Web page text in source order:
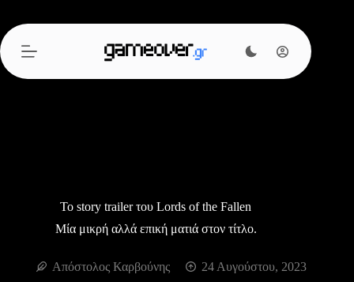
περιεχόμενο
Το story trailer του Lords of the Fallen
Μία μικρή αλλά επική ματιά στον τίτλο.
Απόστολος Καρβούνης 24 Αυγούστου, 2023